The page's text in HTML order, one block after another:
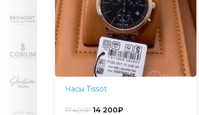
Часы Tissot
17 400₽ 14 200₽